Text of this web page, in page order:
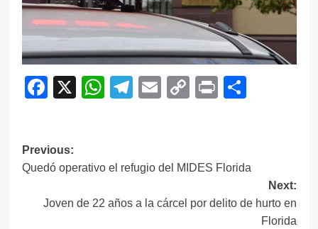
Facebook
X WhatsApp
Telegram
EmailCopy
Print
Navegación
de
entradas
Previous:
Quedó operativo el refugio del MIDES Florida
Next:
Joven de 22 años a la cárcel por delito de hurto en
Florida